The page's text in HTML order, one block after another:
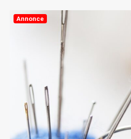
Annonce